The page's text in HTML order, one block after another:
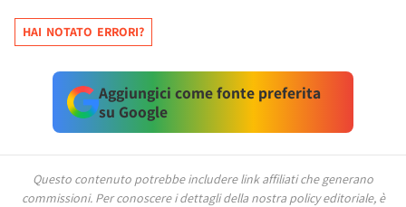
HAI NOTATO ERRORI?
Aggiungici come fonte preferita
su Google
Questo contenuto potrebbe includere link affiliati che generano
commissioni. Per conoscere i dettagli della nostra policy editoriale, è